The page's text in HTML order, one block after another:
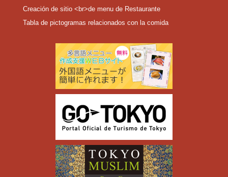
Creación de sitio <br>de menu de Restaurante
Tabla de pictogramas relacionados con la comida